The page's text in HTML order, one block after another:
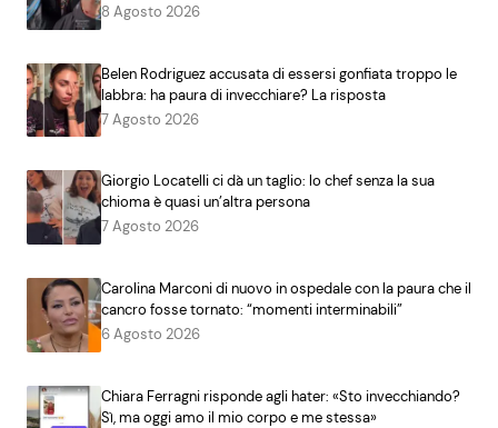
8 Agosto 2026
Belen Rodriguez accusata di essersi gonfiata troppo le
labbra: ha paura di invecchiare? La risposta
7 Agosto 2026
Giorgio Locatelli ci dà un taglio: lo chef senza la sua
chioma è quasi un’altra persona
7 Agosto 2026
Carolina Marconi di nuovo in ospedale con la paura che il
cancro fosse tornato: “momenti interminabili”
6 Agosto 2026
Chiara Ferragni risponde agli hater: «Sto invecchiando?
Sì, ma oggi amo il mio corpo e me stessa»